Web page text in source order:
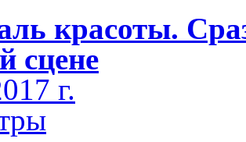
красоты.
сцене
г.